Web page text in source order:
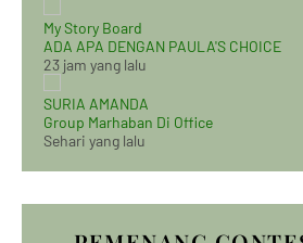
My Story Board
ADA APA DENGAN PAULA'S CHOICE
23 jam yang lalu
SURIA AMANDA
Group Marhaban Di Office
Sehari yang lalu